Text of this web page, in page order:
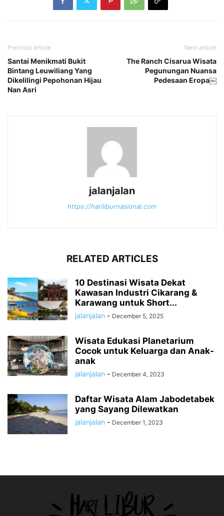
Previous article
Santai Menikmati Bukit
Bintang Leuwiliang Yang
Dikelilingi Pepohonan Hijau
Nan Asri
Next article
The Ranch Cisarua Wisata
Pegunungan Nuansa
Pedesaan Eropa￼
jalanjalan
https://hariliburnasional.com
RELATED ARTICLES
10 Destinasi Wisata Dekat
Kawasan Industri Cikarang &
Karawang untuk Short...
jalanjalan - December 5, 2025
Wisata Edukasi Planetarium
Cocok untuk Keluarga dan Anak-
anak
jalanjalan - December 4, 2023
Daftar Wisata Alam Jabodetabek
yang Sayang Dilewatkan
jalanjalan - December 1, 2023